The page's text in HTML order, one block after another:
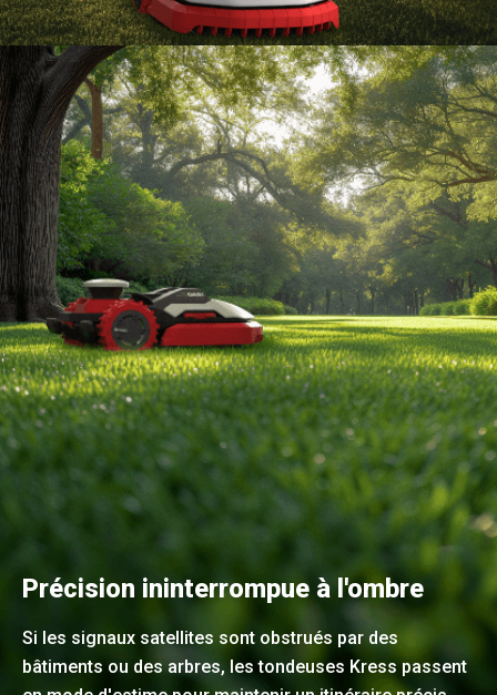
Précision ininterrompue à l'ombre
Si les signaux satellites sont obstrués par des
bâtiments ou des arbres, les tondeuses Kress passent